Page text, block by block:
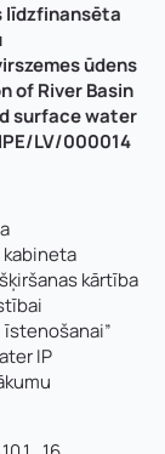
līdzfinansēta
ūdens
of River Basin
surface water
IPE/LV/000014
kārtība
IP